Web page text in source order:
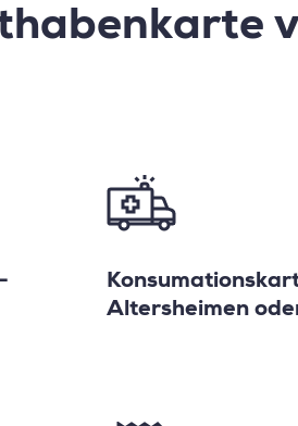
Altersheimen